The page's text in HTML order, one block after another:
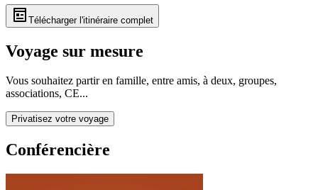
Télécharger l'itinéraire complet
Voyage sur mesure
Vous souhaitez partir en famille, entre amis, à deux, groupes,
associations, CE...
Privatisez votre voyage
Conférencière